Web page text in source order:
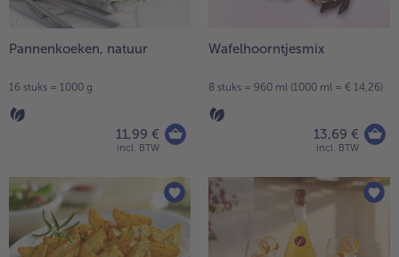
Pannenkoeken, natuur
16 stuks = 1000 g
11,99 €
incl. BTW
Wafelhoorntjesmix
8 stuks = 960 ml (1000 ml = € 14,26)
13,69 €
incl. BTW